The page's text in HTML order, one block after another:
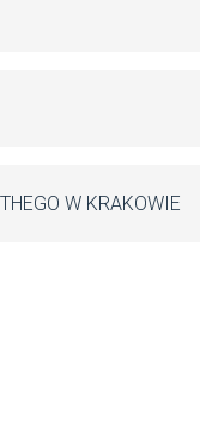
W KRAKOWIE